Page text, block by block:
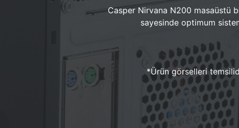
Casper Nirvana N200 masaüstü
sayesinde optimum
*Ürün görselleri